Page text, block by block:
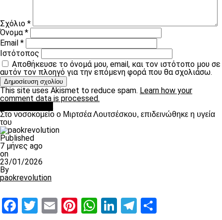
Σχόλιο *
Όνομα*
Email *
Ιστότοπος
Αποθήκευσε το όνομά μου, email, και τον ιστότοπο μου σε
αυτόν τον πλοηγό για την επόμενη φορά που θα σχολιάσω.
This site uses Akismet to reduce spam. Learn how your
comment data is processed.
Στο νοσοκομείο ο Μιρτσέα Λουτσέσκου, επιδεινώθηκε η υγεία
του
Published
7 μήνες ago
on
23/01/2026
By
paokrevolution
Facebook
Twitter
EmailPinterest
WhatsApp
LinkedIn
Telegram